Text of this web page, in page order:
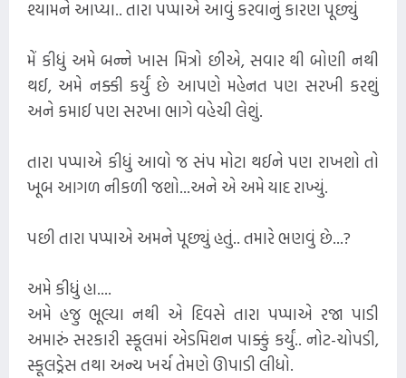
શ્યામને આપ્યા.. તારા પપ્પાએ આવું કરવાનું કારણ પૂછ્યું
મેં કીધું અમે બન્ને ખાસ મિત્રો છીએ, સવાર થી બોણી નથી
થઈ, અમે નક્કી કર્યું છે આપણે મહેનત પણ સરખી કરશું
અને કમાઈ પણ સરખા ભાગે વહેચી લેશું.
તારા પપ્પાએ કીધું આવો જ સંપ મોટા થઈને પણ રાખશો તો
ખૂબ આગળ નીકળી જશો...અને એ અમે યાદ રાખ્યું.
પછી તારા પપ્પાએ અમને પૂછ્યું હતું.. તમારે ભણવું છે...?
અમે કીધું હા....
અમે હજુ ભૂલ્યા નથી એ દિવસે તારા પપ્પાએ રજા પાડી
અમારું સરકારી સ્કૂલમાં એડમિશન પાક્કું કર્યું.. નોટ-ચોપડી,
સ્કૂલડ્રેસ તથા અન્ય ખર્ચ તેમણે ઊપાડી લીધો.